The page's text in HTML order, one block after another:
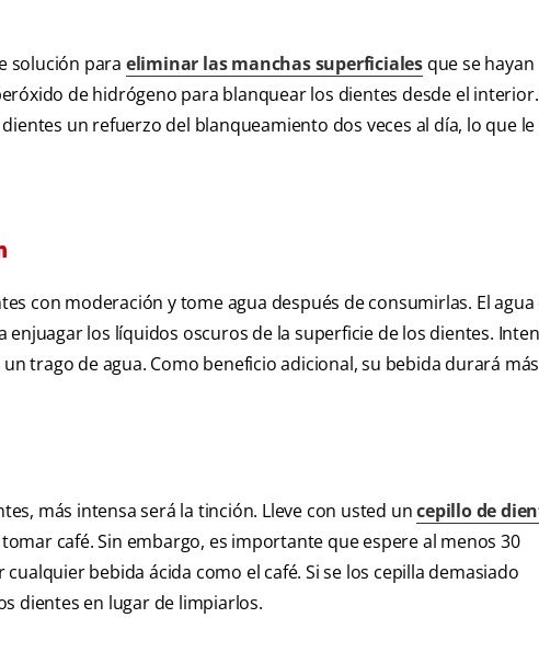
solución para eliminar las manchas superficiales que se hayan
de hidrógeno para blanquear los dientes desde el interior.
un refuerzo del blanqueamiento dos veces al día, lo que le
con moderación y tome agua después de consumirlas. El agua
los líquidos oscuros de la superficie de los dientes.
trago de agua. Como beneficio adicional, su bebida durará
más intensa será la tinción. Lleve con usted uncepillo de
café. Sin embargo, es importante que espere al menos 30
bebida ácida como el café. Si se los cepilla demasiado
dientes en lugar de limpiarlos.